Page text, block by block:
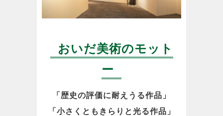
おいだ美術のモット
ー
「歴史の評価に耐えうる作品」
「小さくともきらりと光る作品」